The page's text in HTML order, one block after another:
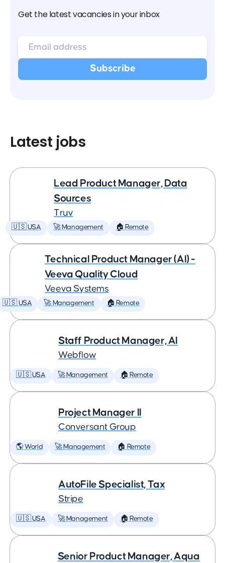
Get the latest vacancies in your inbox
Latest jobs
Lead Product Manager, Data
Sources
Truv
🇺🇸 USA 🚀 Management 🏠 Remote
Technical Product Manager (AI) -
Veeva Quality Cloud
Veeva Systems
🇺🇸 USA 🚀 Management 🏠 Remote
Staff Product Manager, AI
Webflow
🇺🇸 USA 🚀 Management 🏠 Remote
Project Manager II
Conversant Group
🌎 World 🚀 Management 🏠 Remote
AutoFile Specialist, Tax
Stripe
🇺🇸 USA 🚀 Management 🏠 Remote
Senior Product Manager, Aqua